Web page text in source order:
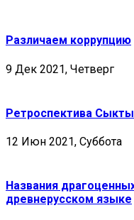
Различаем коррупцию
9 Дек 2021, Четверг
Ретроспектива
12 Июн 2021, Суббота
Названия
древнерусском языке